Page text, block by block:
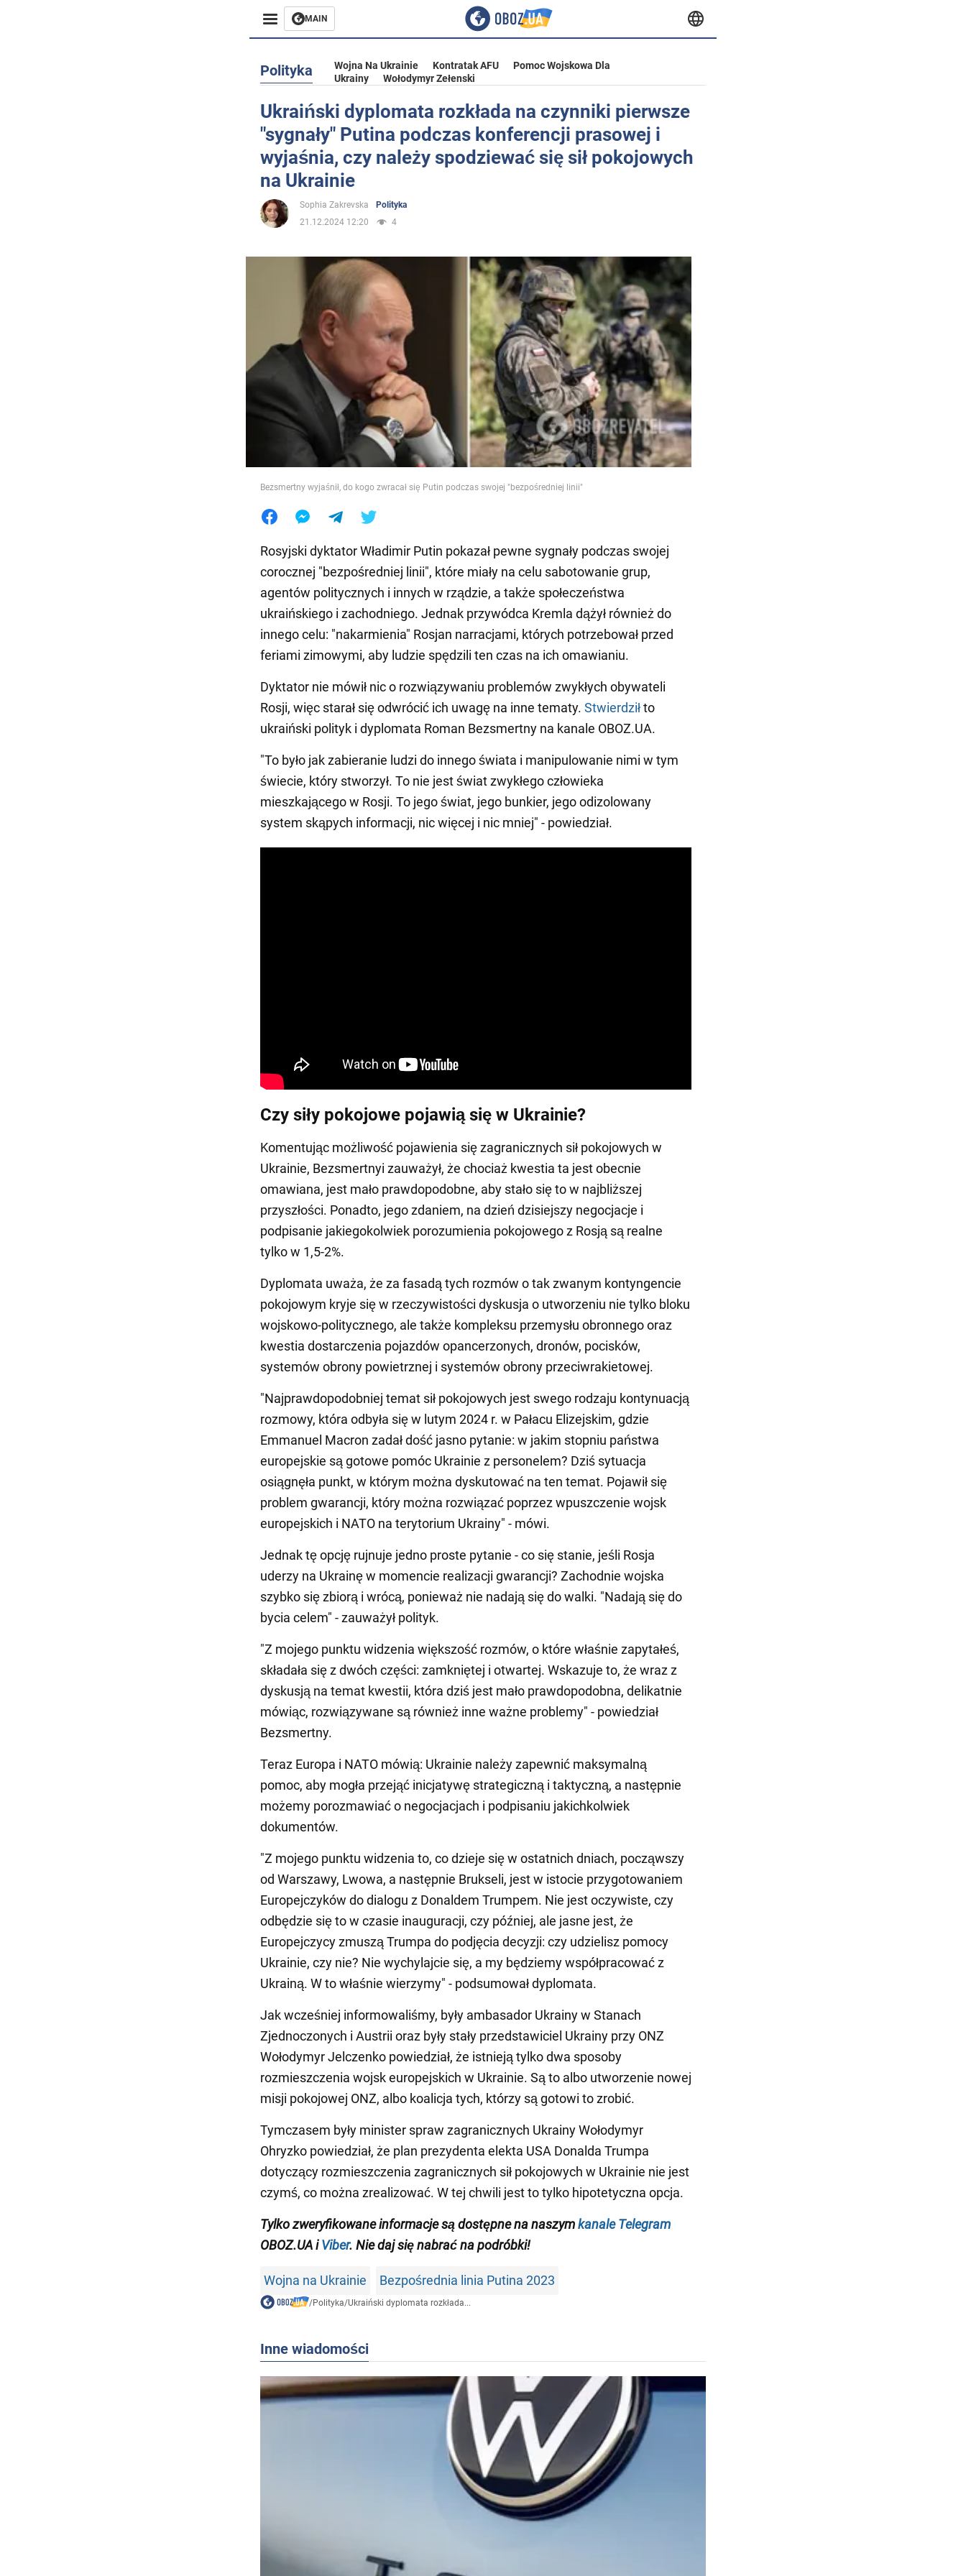
MAIN
Rozrywka
Życie
Polityka
Wojna na Ukrainie
Świat
Jedzenie
Polityka Wojna Na Ukrainie Kontratak AFU
Pomoc Wojskowa Dla
Ukrainy
Wołodymyr Zełenski
Ukraiński dyplomata rozkłada na czynniki pierwsze
"sygnały" Putina podczas konferencji prasowej i
wyjaśnia, czy należy spodziewać się sił pokojowych
na Ukrainie
Sophia Zakrevska
Polityka
21.12.2024 12:20
4
Bezsmertny wyjaśnił, do kogo zwracał się Putin podczas swojej "bezpośredniej linii"
Rosyjski dyktator Władimir Putin pokazał pewne sygnały podczas swojej
corocznej "bezpośredniej linii", które miały na celu sabotowanie grup,
agentów politycznych i innych w rządzie, a także społeczeństwa
ukraińskiego i zachodniego. Jednak przywódca Kremla dążył również do
innego celu: "nakarmienia" Rosjan narracjami, których potrzebował przed
feriami zimowymi, aby ludzie spędzili ten czas na ich omawianiu.
Dyktator nie mówił nic o rozwiązywaniu problemów zwykłych obywateli
Rosji, więc starał się odwrócić ich uwagę na inne tematy. Stwierdziłto
ukraiński polityk i dyplomata Roman Bezsmertny na kanale OBOZ.UA.
"To było jak zabieranie ludzi do innego świata i manipulowanie nimi w tym
świecie, który stworzył. To nie jest świat zwykłego człowieka
mieszkającego w Rosji. To jego świat, jego bunkier, jego odizolowany
system skąpych informacji, nic więcej i nic mniej" - powiedział.
Czy siły pokojowe pojawią się w Ukrainie?
Komentując możliwość pojawienia się zagranicznych sił pokojowych w
Ukrainie, Bezsmertnyi zauważył, że chociaż kwestia ta jest obecnie
omawiana, jest mało prawdopodobne, aby stało się to w najbliższej
przyszłości. Ponadto, jego zdaniem, na dzień dzisiejszy negocjacje i
podpisanie jakiegokolwiek porozumienia pokojowego z Rosją są realne
tylko w 1,5-2%.
Dyplomata uważa, że za fasadą tych rozmów o tak zwanym kontyngencie
pokojowym kryje się w rzeczywistości dyskusja o utworzeniu nie tylko bloku
wojskowo-politycznego, ale także kompleksu przemysłu obronnego oraz
kwestia dostarczenia pojazdów opancerzonych, dronów, pocisków,
systemów obrony powietrznej i systemów obrony przeciwrakietowej.
"Najprawdopodobniej temat sił pokojowych jest swego rodzaju kontynuacją
rozmowy, która odbyła się w lutym 2024 r. w Pałacu Elizejskim, gdzie
Emmanuel Macron zadał dość jasno pytanie: w jakim stopniu państwa
europejskie są gotowe pomóc Ukrainie z personelem? Dziś sytuacja
osiągnęła punkt, w którym można dyskutować na ten temat. Pojawił się
problem gwarancji, który można rozwiązać poprzez wpuszczenie wojsk
europejskich i NATO na terytorium Ukrainy" - mówi.
Jednak tę opcję rujnuje jedno proste pytanie - co się stanie, jeśli Rosja
uderzy na Ukrainę w momencie realizacji gwarancji? Zachodnie wojska
szybko się zbiorą i wrócą, ponieważ nie nadają się do walki. "Nadają się do
bycia celem" - zauważył polityk.
"Z mojego punktu widzenia większość rozmów, o które właśnie zapytałeś,
składała się z dwóch części: zamkniętej i otwartej. Wskazuje to, że wraz z
dyskusją na temat kwestii, która dziś jest mało prawdopodobna, delikatnie
mówiąc, rozwiązywane są również inne ważne problemy" - powiedział
Bezsmertny.
Teraz Europa i NATO mówią: Ukrainie należy zapewnić maksymalną
pomoc, aby mogła przejąć inicjatywę strategiczną i taktyczną, a następnie
możemy porozmawiać o negocjacjach i podpisaniu jakichkolwiek
dokumentów.
"Z mojego punktu widzenia to, co dzieje się w ostatnich dniach, począwszy
od Warszawy, Lwowa, a następnie Brukseli, jest w istocie przygotowaniem
Europejczyków do dialogu z Donaldem Trumpem. Nie jest oczywiste, czy
odbędzie się to w czasie inauguracji, czy później, ale jasne jest, że
Europejczycy zmuszą Trumpa do podjęcia decyzji: czy udzielisz pomocy
Ukrainie, czy nie? Nie wychylajcie się, a my będziemy współpracować z
Ukrainą. W to właśnie wierzymy" - podsumował dyplomata.
Jak wcześniej informowaliśmy, były ambasador Ukrainy w Stanach
Zjednoczonych i Austrii oraz były stały przedstawiciel Ukrainy przy ONZ
Wołodymyr Jelczenko powiedział, że istnieją tylko dwa sposoby
rozmieszczenia wojsk europejskich w Ukrainie. Są to albo utworzenie nowej
misji pokojowej ONZ, albo koalicja tych, którzy są gotowi to zrobić.
Tymczasem były minister spraw zagranicznych Ukrainy Wołodymyr
Ohryzko powiedział, że plan prezydenta elekta USA Donalda Trumpa
dotyczący rozmieszczenia zagranicznych sił pokojowych w Ukrainie nie jest
czymś, co można zrealizować. W tej chwili jest to tylko hipotetyczna opcja.
Tylko zweryfikowane informacje są dostępne na naszymkanale Telegram
OBOZ.UA iViber. Nie daj się nabrać na podróbki!
Wojna na Ukrainie Bezpośrednia linia Putina 2023
/Polityka/Ukraiński dyplomata rozkłada...
Inne wiadomości